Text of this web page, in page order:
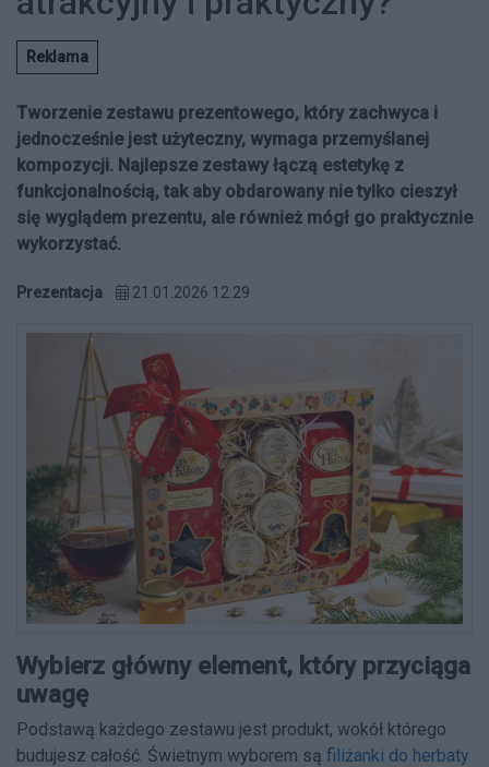
Reklama
Tworzenie zestawu prezentowego, który zachwyca i
jednocześnie jest użyteczny, wymaga przemyślanej
kompozycji. Najlepsze zestawy łączą estetykę z
funkcjonalnością, tak aby obdarowany nie tylko cieszył
się wyglądem prezentu, ale również mógł go praktycznie
wykorzystać.
Prezentacja 21.01.2026 12:29
Wybierz główny element, który przyciąga
uwagę
Podstawą każdego zestawu jest produkt, wokół którego
budujesz całość. Świetnym wyborem są filiżanki do herbaty